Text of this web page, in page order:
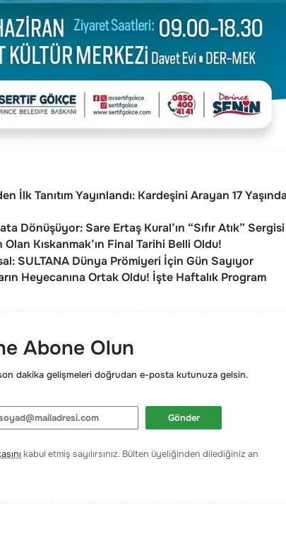
İlk Tanıtım Yayınlandı: Kardeşini Arayan 17
Dönüşüyor: Sare Ertaş Kural’ın “Sıfır Atık” Sergisi
Kıskanmak’ın Final Tarihi Belli Oldu!
SULTANA Dünya Prömiyeri İçin Gün Sayıyor
Heyecanına Ortak Oldu! İşte Haftalık Program
Abone Olun
dakika gelişmeleri doğrudan e-posta kutunuza gelsin.
Gönder
kabul etmiş sayılırsınız. Bülten üyeliğinden dilediğiniz an